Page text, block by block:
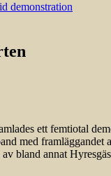
demonstration
ett femtiotal
med
bland annat